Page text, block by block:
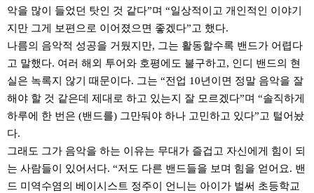
악을 많이 들었던 탓인 것 같다”며 “일상적이고 개인적인 이야기
지만 그게 보편으로 이어졌으면 좋겠다”고 했다.
나름의 음악적 성공을 거뒀지만, 그는 활동할수록 밴드가 어렵다
고 말했다. 여러 해외 투어와 호평에도 불구하고, 인디 밴드의 현
실은 녹록지 않기 때문이다. 그는 “전업 10년이면 정말 음악을 잘
해야 할 것 같은데 제대로 하고 있는지 잘 모르겠다”며 “솔직하게
하루에 한 번은 (밴드를) 그만둬야 하나 고민하고 있다”고 털어놨
다.
그래도 그가 음악을 하는 이유는 무대가 즐겁고 자신에게 힘이 되
는 사람들이 있어서다. “저도 다른 밴드들을 보며 힘을 얻어요. 밴
드 미역수염의 베이시스트 정주이 언니는 아이가 벌써 초등학교